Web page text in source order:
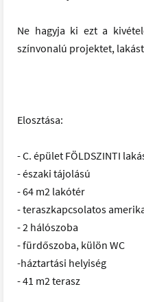
Ne hagyja ki ezt a
színvonalú projektet,
Elosztása:
- C. épület FÖLDSZINTI
- északi tájolású
- 64 m2 lakótér
- teraszkapcsolatos
- 2 hálószoba
- fürdőszoba, külön WC
-háztartási helyiség
- 41 m2 terasz